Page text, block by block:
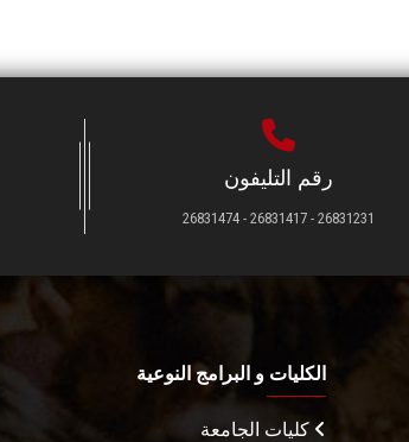
رقم التليفون
26831231 - 26831417 - 26831474
الكليات و البرامج النوعية
كليات الجامعة